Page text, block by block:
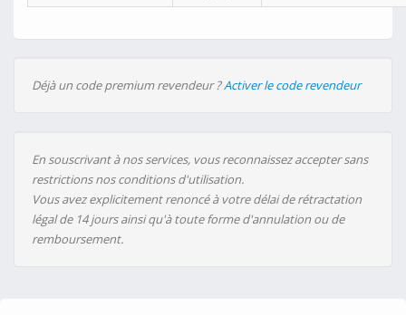
Déjà un code premium revendeur ?Activer le code revendeur
En souscrivant à nos services, vous reconnaissez accepter sans
restrictions nos conditions d'utilisation.
Vous avez explicitement renoncé à votre délai de rétractation
légal de 14 jours ainsi qu'à toute forme d'annulation ou de
remboursement.